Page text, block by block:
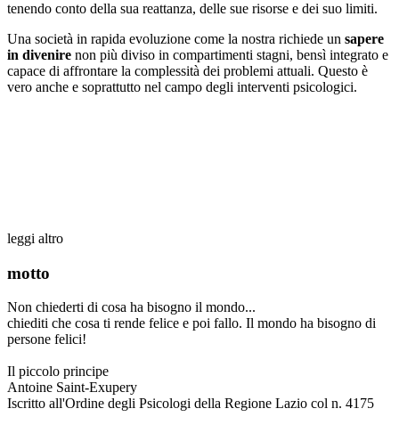
tenendo conto della sua reattanza, delle sue risorse e dei suo limiti.
Una società in rapida evoluzione come la nostra richiede un sapere
in divenire non più diviso in compartimenti stagni, bensì integrato e
capace di affrontare la complessità dei problemi attuali. Questo è
vero anche e soprattutto nel campo degli interventi psicologici.
leggi altro
motto
Non chiederti di cosa ha bisogno il mondo...
chiediti che cosa ti rende felice e poi fallo. Il mondo ha bisogno di
persone felici!
Il piccolo principe
Antoine Saint-Exupery
Iscritto all'Ordine degli Psicologi della Regione Lazio col n. 4175